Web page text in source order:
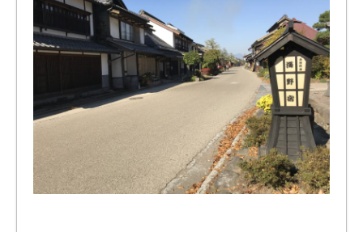
模原
のバ
イク
ー
ジ・
トマ
ンシ
ョン